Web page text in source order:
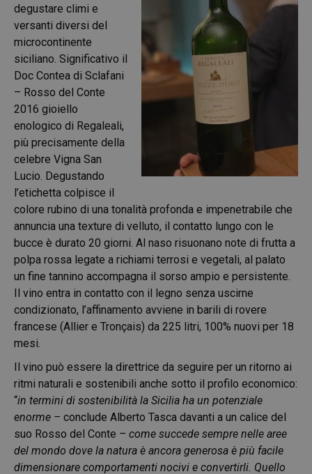
degustare climi e
versanti diversi del
microcontinente
siciliano. Significativo il
Doc Contea di Sclafani
– Rosso del Conte
2016 gioiello
enologico di Regaleali,
più precisamente della
celebre Vigna San
Lucio. Degustando
l’etichetta colpisce il
colore rubino di una tonalità profonda e impenetrabile che
annuncia una texture di velluto, il contatto lungo con le
bucce è durato 20 giorni. Al naso risuonano note di frutta a
polpa rossa legate a richiami terrosi e vegetali, al palato
un fine tannino accompagna il sorso ampio e persistente.
Il vino entra in contatto con il legno senza uscirne
condizionato, l’affinamento avviene in barili di rovere
francese (Allier e Tronçais) da 225 litri, 100% nuovi per 18
mesi.
Il vino può essere la direttrice da seguire per un ritorno ai
ritmi naturali e sostenibili anche sotto il profilo economico:
“in termini di sostenibilità la Sicilia ha un potenziale
enorme – conclude Alberto Tasca davanti a un calice del
suo Rosso del Conte – come succede sempre nelle aree
del mondo dove la natura è ancora generosa è più facile
dimensionare comportamenti nocivi e convertirli. Quello